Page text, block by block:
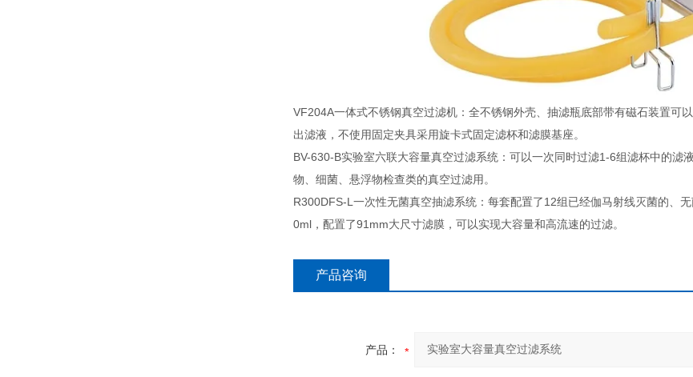
VF204A一体式不锈钢真空过滤机：全不锈钢外壳、抽滤瓶底部带有磁石装置可
出滤液，不使用固定夹具采用旋卡式固定滤杯和滤膜基座。
BV-630-B实验室六联大容量真空过滤系统：可以一次同时过滤1-6组滤杯中的
物、细菌、悬浮物检查类的真空过滤用。
R300DFS-L一次性无菌真空抽滤系统：每套配置了12组已经伽马射线灭菌的、
0ml，配置了91mm大尺寸滤膜，可以实现大容量和高流速的过滤。
产品咨询
产品：